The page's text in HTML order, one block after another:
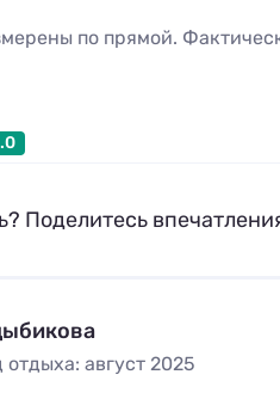
по прямой.
Поделитесь
август 2025